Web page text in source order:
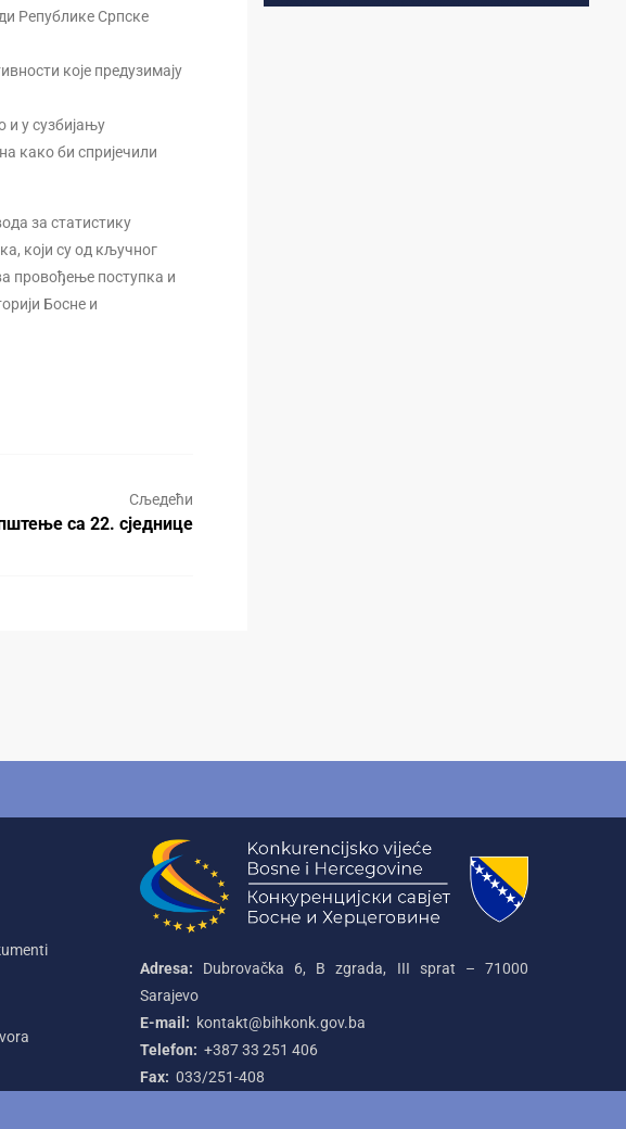
Републике Српске
које предузимају
и у сузбијању
како би спријечили
за статистику
који су од кључног
провођење поступка и
Босне и
Сљедећи
са 22. сједнице
Adresa: Dubrovačka 6, B zgrada, III sprat – 71000‌
Sarajevo
E-mail: kontakt@bihkonk.gov.ba
Telefon: +387‌ 33‌ 251‌ 406
Fax: 033/251-408